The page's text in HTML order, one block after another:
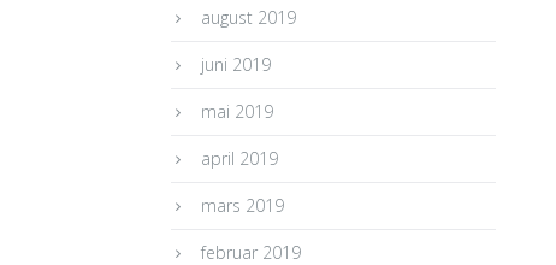
august 2019
juni 2019
mai 2019
april 2019
mars 2019
februar 2019